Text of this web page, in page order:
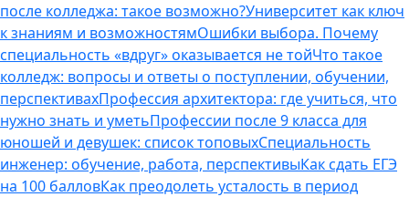
после колледжа: такое возможно?Университет как ключ
к знаниям и возможностямОшибки выбора. Почему
специальность «вдруг» оказывается не тойЧто такое
колледж: вопросы и ответы о поступлении, обучении,
перспективахПрофессия архитектора: где учиться, что
нужно знать и уметьПрофессии после 9 класса для
юношей и девушек: список топовыхСпециальность
инженер: обучение, работа, перспективыКак сдать ЕГЭ
на 100 балловКак преодолеть усталость в период